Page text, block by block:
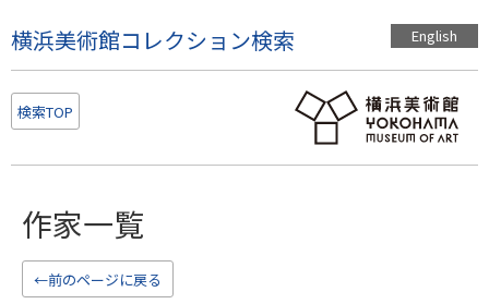
の
ペ
ー
本
横浜美術館コレクション検索 English
検索TOP
作家一覧
←前のページに戻る